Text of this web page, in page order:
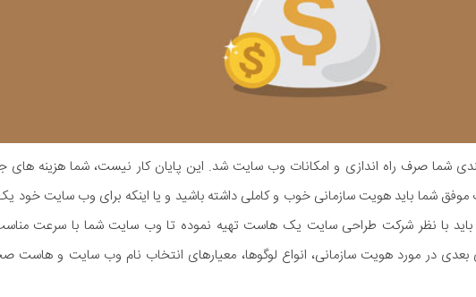
شما صرف راه اندازی و امکانات وب سایت شد. این پایان کار نیست، شما هزینه های
شما باید هویت سازمانی خوب و کاملی داشته باشید و یا اینکه برای وب سایت خود
با نظر شرکت طراحی سایت یک هاست تهیه نموده تا وب سایت شما با سرعت
بعدی در مورد هویت سازمانی، انواع لوگوها، معیارهای انتخاب نام وب سایت و هاست